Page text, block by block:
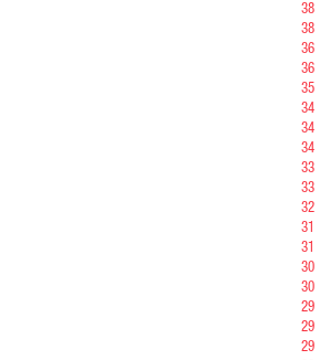
38
38
36
36
35
34
34
34
33
33
32
31
31
30
30
29
29
29